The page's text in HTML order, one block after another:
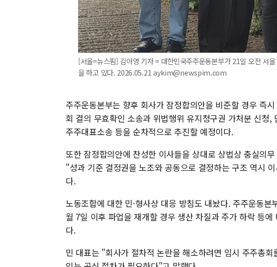
[서울=뉴스핌] 김아영 기자 = 대한민국주주운동본부가 21일 오전 서
을 하고 있다. 2026.05.21 aykim@newspim.com
주주운동본부는 향후 회사가 잠정합의안을 비준할 경우 즉
회 결의 무효확인 소송과 위법행위 유지청구권 가처분 신청
주주대표소송 등을 순차적으로 추진할 예정이다.
또한 잠정합의안에 찬성한 이사들을 상대로 상법상 충실의
"성과 기준 결정권을 노조와 공동으로 결정하는 구조 역시
다.
노동조합에 대한 민·형사상 대응 방침도 내놨다. 주주운동
월 7일 이후 파업을 재개할 경우 생산 차질과 주가 하락 등
다.
민 대표는 "회사가 절차적 논란을 해소하려면 임시 주주총